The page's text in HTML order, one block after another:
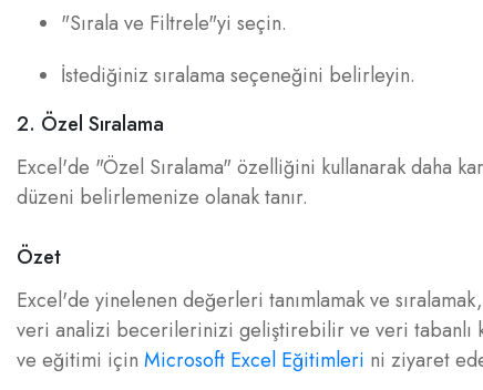
"Sırala ve Filtrele"yi seçin.
İstediğiniz sıralama seçeneğini belirleyin.
2. Özel Sıralama
Excel'de "Özel Sıralama" özelliğini kullanarak daha
düzeni belirlemenize olanak tanır.
Özet
Excel'de yinelenen değerleri tanımlamak ve
veri analizi becerilerinizi geliştirebilir ve veri tabanlı
ve eğitimi için Microsoft Excel Eğitimleri ni ziyaret